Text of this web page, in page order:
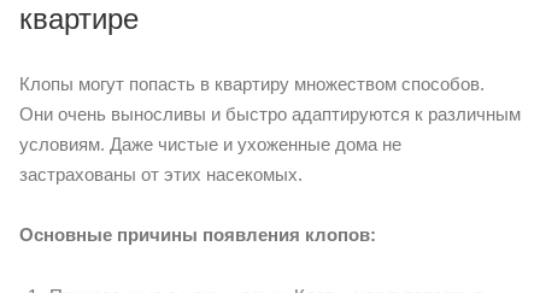
квартире
Клопы могут попасть в квартиру множеством способов.
Они очень выносливы и быстро адаптируются к различным
условиям. Даже чистые и ухоженные дома не
застрахованы от этих насекомых.
Основные причины появления клопов: